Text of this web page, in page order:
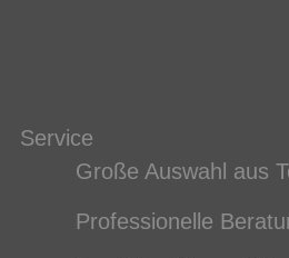
Service
Große Auswahl aus
Professionelle